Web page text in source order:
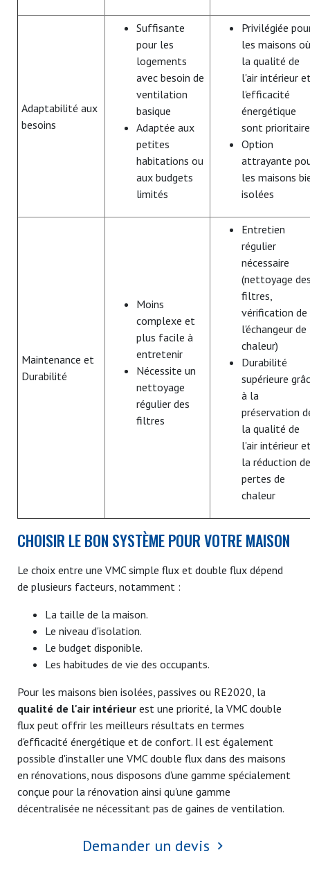
Adaptabilité aux
besoins
Suffisante
pour les
logements
avec besoin de
ventilation
basique
Adaptée aux
petites
habitations ou
aux budgets
limités
Privilégiée
les maisons où
la qualité de
l'air intérieur
l'efficacité
énergétique
sont
Option
attrayante
les maisons
isolées
Maintenance et
Durabilité
Moins
complexe et
plus facile à
entretenir
Nécessite un
nettoyage
régulier des
filtres
Entretien
régulier
nécessaire
(nettoyage
filtres,
vérification de
l'échangeur de
chaleur)
Durabilité
supérieure
à la
préservation
la qualité de
l'air intérieur
la réduction
pertes de
chaleur
CHOISIR LE BON SYSTÈME POUR VOTRE MAISON
Le choix entre une VMC simple flux et double flux dépend
de plusieurs facteurs, notamment :
La taille de la maison.
Le niveau d'isolation.
Le budget disponible.
Les habitudes de vie des occupants.
Pour les maisons bien isolées, passives ou RE2020, la
qualité de l'air intérieur est une priorité, la VMC double
flux peut offrir les meilleurs résultats en termes
d'efficacité énergétique et de confort. Il est également
possible d'installer une VMC double flux dans des maisons
en rénovations, nous disposons d'une gamme spécialement
conçue pour la rénovation ainsi qu'une gamme
décentralisée ne nécessitant pas de gaines de ventilation.
Demander un devis